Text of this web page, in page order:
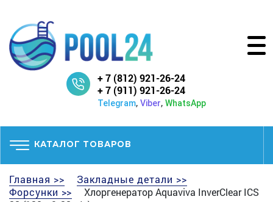
+ 7 (812) 921-26-24
+ 7 (911) 921-26-24
Telegram, Viber, WhatsApp
КАТАЛОГ ТОВАРОВ
Главная >>
Закладные детали >>
Форсунки >>
Хлоргенератор Aquaviva InverClear ICS